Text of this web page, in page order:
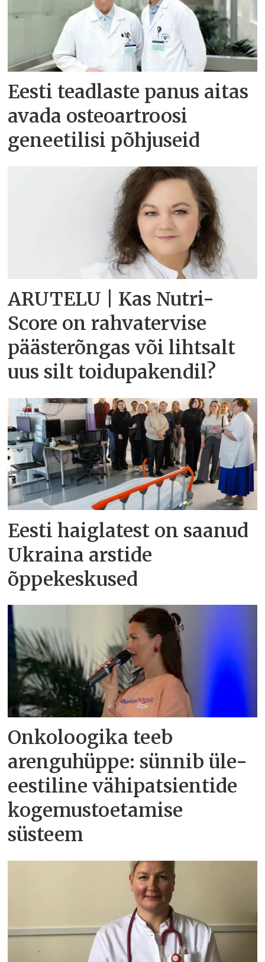
Eesti teadlaste panus aitas
avada osteoartroosi
geneetilisi põhjuseid
ARUTELU | Kas Nutri-
Score on rahvatervise
päästerõngas või lihtsalt
uus silt toidupakendil?
Eesti haiglatest on saanud
Ukraina arstide
õppekeskused
Onkoloogika teeb
arenguhüppe: sünnib üle-
eestiline vähipatsientide
kogemustoetamise
süsteem